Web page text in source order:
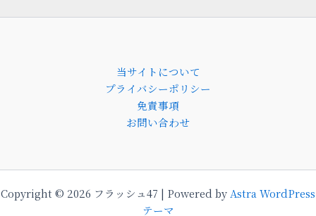
当サイトについて
プライバシーポリシー
免責事項
お問い合わせ
Copyright © 2026 フラッシュ47 | Powered by Astra WordPress
テーマ